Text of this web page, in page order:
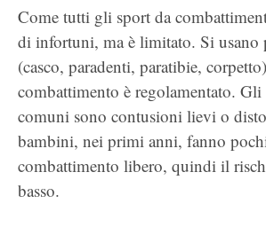
Come tutti gli sport da
di infortuni, ma è limitato. Si usano
(casco, paradenti, paratibie,
combattimento è regolamentato.
comuni sono contusioni lievi o
bambini, nei primi anni, fanno
combattimento libero, quindi il
basso.